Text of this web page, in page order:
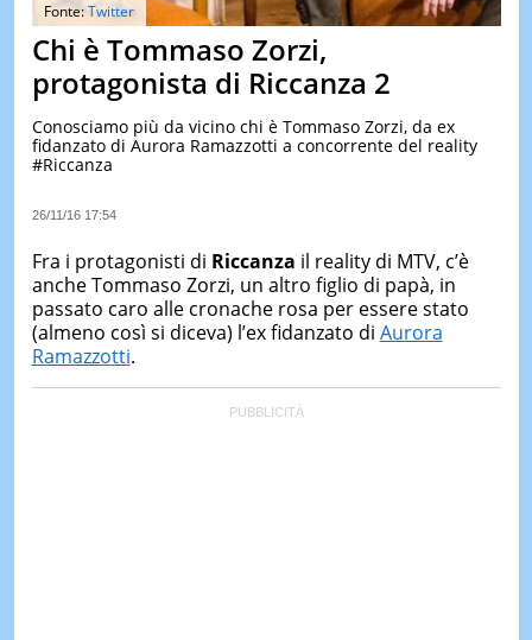
&
TEST
Fonte:Twitter
Chi è Tommaso Zorzi,
protagonista di Riccanza 2
Conosciamo più da vicino chi è Tommaso Zorzi, da ex
fidanzato di Aurora Ramazzotti a concorrente del reality
#Riccanza
26/11/16 17:54
Fra i protagonisti di Riccanza il reality di MTV, c’è
anche Tommaso Zorzi, un altro figlio di papà, in
passato caro alle cronache rosa per essere stato
(almeno così si diceva) l’ex fidanzato di Aurora
Ramazzotti.